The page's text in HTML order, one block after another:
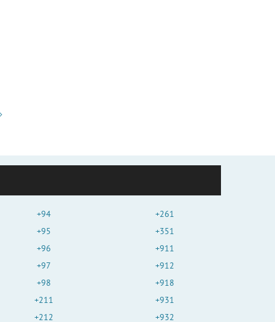
+94
+95
+96
+97
+98
+211
+212
+261
+351
+911
+912
+918
+931
+932